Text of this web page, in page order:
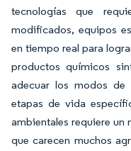
tecnologías que
modificados, equipos
en tiempo real para
productos químicos
adecuar los modos
etapas de vida
ambientales requiere
que carecen muchos